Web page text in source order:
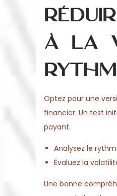
à la
Optez pour une
financier. Un test
payant.
Analysez le
Évaluez la
Une bonne